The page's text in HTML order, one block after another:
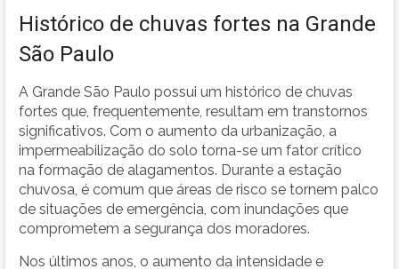
Histórico de chuvas fortes na Grande
São Paulo
A Grande São Paulo possui um histórico de chuvas
fortes que, frequentemente, resultam em transtornos
significativos. Com o aumento da urbanização, a
impermeabilização do solo torna-se um fator crítico
na formação de alagamentos. Durante a estação
chuvosa, é comum que áreas de risco se tornem palco
de situações de emergência, com inundações que
comprometem a segurança dos moradores.
Nos últimos anos, o aumento da intensidade e